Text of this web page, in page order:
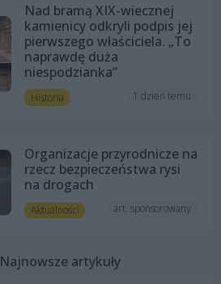
Nad bramą XIX-wiecznej
kamienicy odkryli podpis jej
pierwszego właściciela. „To
naprawdę duża
niespodzianka”
Historia 1 dzień temu
Organizacje przyrodnicze na
rzecz bezpieczeństwa rysi
na drogach
Aktualności art. sponsorowany
Najnowsze artykuły